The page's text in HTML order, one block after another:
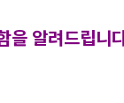
을 알려드립니